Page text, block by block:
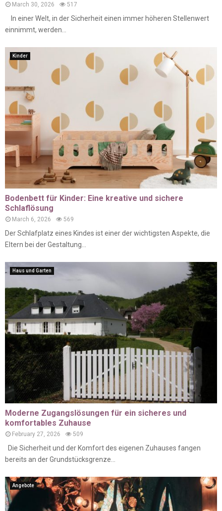
March 30, 2026 517
In einer Welt, in der Sicherheit einen immer höheren Stellenwert
einnimmt, werden...
Kinder
Bodenbett für Kinder: Eine kreative und sichere
Schlaflösung
March 6, 2026 569
Der Schlafplatz eines Kindes ist einer der wichtigsten Aspekte, die
Eltern bei der Gestaltung...
Haus und Garten
Moderne Zugangslösungen für ein sicheres und
komfortables Zuhause
February 27, 2026 509
Die Sicherheit und der Komfort des eigenen Zuhauses fangen
bereits an der Grundstücksgrenze...
Angebote